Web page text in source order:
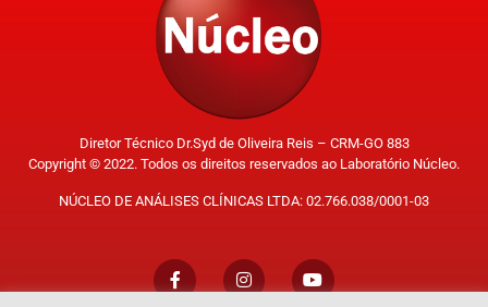
Diretor Técnico Dr.Syd de Oliveira Reis – CRM-GO 883
Copyright © 2022. Todos os direitos reservados ao Laboratório Núcleo.
NÚCLEO DE ANÁLISES CLÍNICAS LTDA: 02.766.038/0001-03